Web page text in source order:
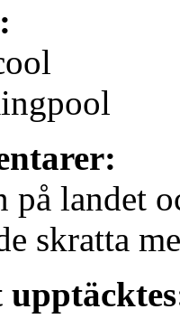
på landet
skratta